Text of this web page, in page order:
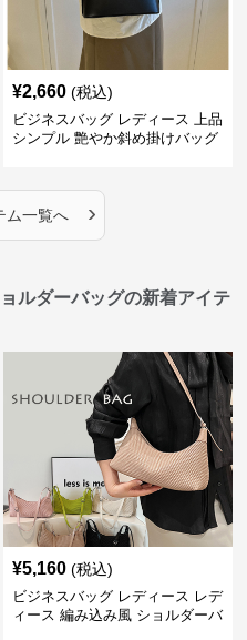
¥2,660 (税込)
ビジネスバッグ レディース 上品
シンプル 艶やか斜め掛けバッグ
ム一覧へ ›
ルダーバッグの新着アイテ
¥5,160 (税込)
ビジネスバッグ レディース レデ
ィース 編み込み風 ショルダーバ